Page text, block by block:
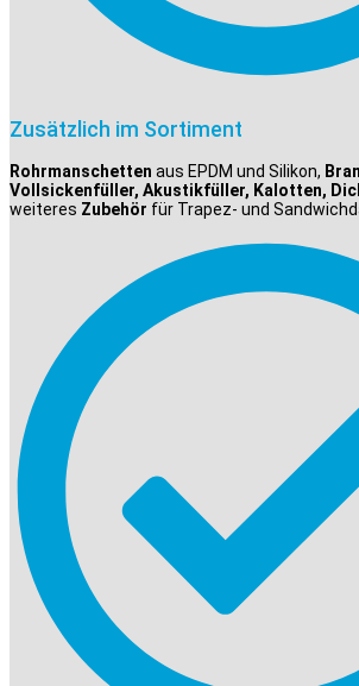
Zusätzlich im Sortiment
Rohrmanschetten aus EPDM und Silikon,
Vollsickenfüller, Akustikfüller, Kalotten,
weiteres Zubehör für Trapez- und